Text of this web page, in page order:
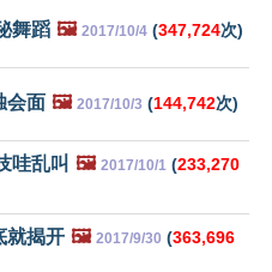
舞蹈 🖼️ 2017/10/4 (347,724次)
会面 🖼️ 2017/10/3 (144,742次)
哇乱叫 🖼️ 2017/10/1 (233,270
就揭开 🖼️ 2017/9/30 (363,696